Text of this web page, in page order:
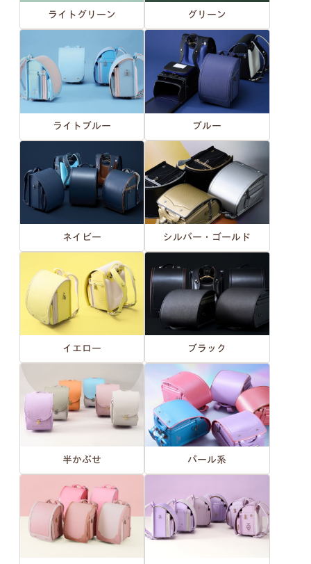
ライトグリーン グリーン
ライトブルー ブルー
ネイビー シルバー・ゴールド
イエロー ブラック
半かぶせ パール系